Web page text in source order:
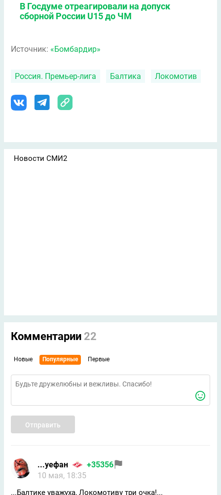
В Госдуме отреагировали на допуск
сборной России U15 до ЧМ
Источник: «Бомбардир»
Россия. Премьер-лига Балтика Локомотив
Новости СМИ2
Комментарии 22
Новые Популярные Первые
Отправить
...уефан
+35356
10 мая, 18:35
...Балтике уважуха, Локомотиву три очка!...